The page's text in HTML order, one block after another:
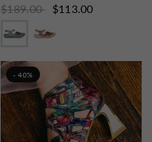
$189.00
$113.00
- 40%